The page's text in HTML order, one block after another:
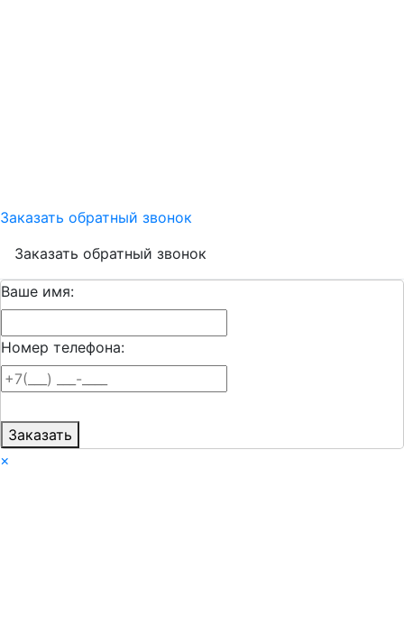
Заказать обратный звонок
Заказать обратный звонок
Ваше имя:
Номер телефона:
Заказать
×